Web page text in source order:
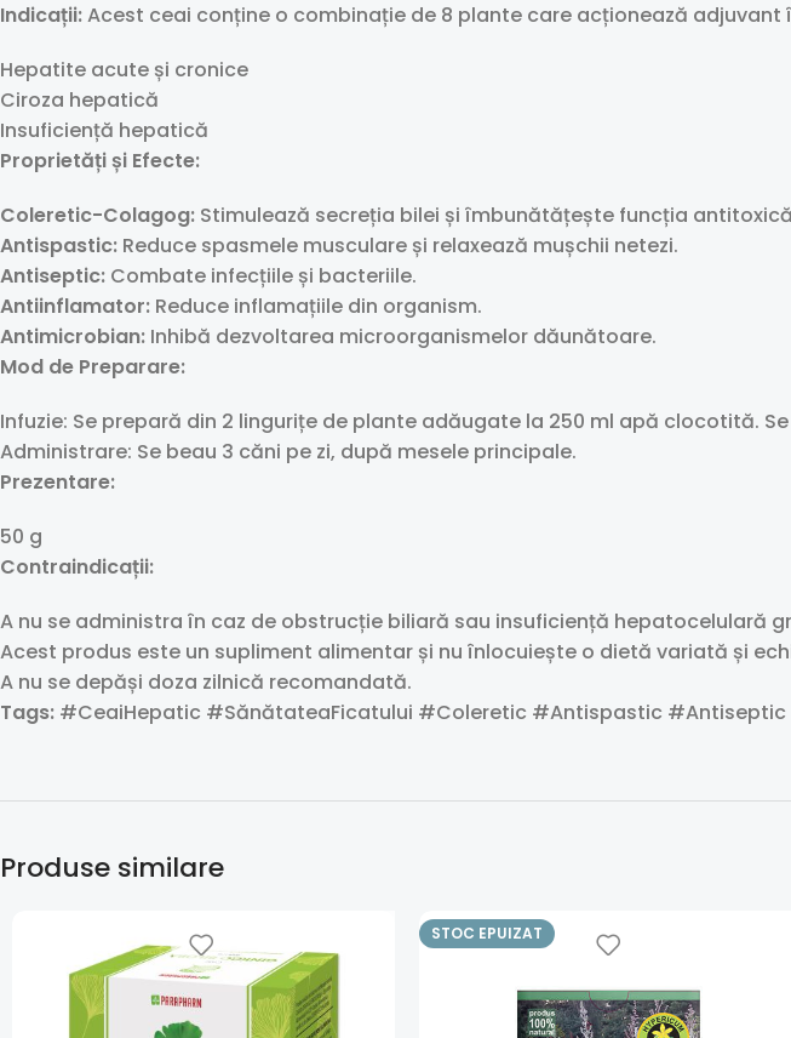
Indicații:Acest ceai conține o combinație de 8 plante care acționează adjuvant
Hepatite acute și cronice
Ciroza hepatică
Insuficiență hepatică
Proprietăți și Efecte:
Coleretic-Colagog: Stimulează secreția bilei și îmbunătățește funcția
Antispastic: Reduce spasmele musculare și relaxează mușchii netezi.
Antiseptic: Combate infecțiile și bacteriile.
Antiinflamator: Reduce inflamațiile din organism.
Antimicrobian: Inhibă dezvoltarea microorganismelor dăunătoare.
Mod de Preparare:
Infuzie: Se prepară din 2 lingurițe de plante adăugate la 250 ml apă clocotită.
Administrare: Se beau 3 căni pe zi, după mesele principale.
Prezentare:
50 g
Contraindicații:
A nu se administra în caz de obstrucție biliară sau insuficiență hepatocelulară
Acest produs este un supliment alimentar și nu înlocuiește o dietă variată și
A nu se depăși doza zilnică recomandată.
Tags: #CeaiHepatic #SănătateaFicatului #Coleretic #Antispastic
Produse similare
STOC EPUIZAT